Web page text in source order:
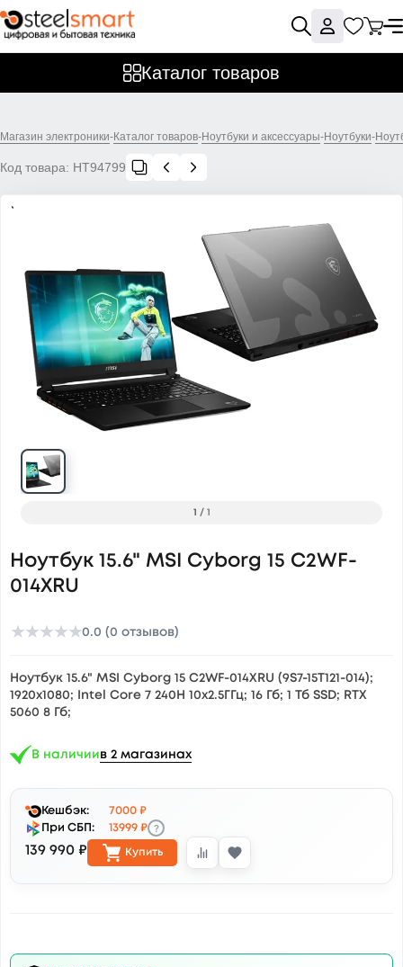
Каталог товаров
Магазин электроники-Каталог товаров-Ноутбуки и аксессуары-Ноутбуки-
Код товара: НТ94799
1 / 1
Ноутбук 15.6" MSI Cyborg 15 C2WF-
014XRU
★★★★★0.0 (0 отзывов)
Ноутбук 15.6" MSI Cyborg 15 C2WF-014XRU (9S7-15T121-014);
1920х1080; Intel Core 7 240H 10x2.5ГГц; 16 Гб; 1 Тб SSD; RTX
5060 8 Гб;
В наличиив 2 магазинах
Кешбэк:
7000 ₽
При СБП:
13999 ₽ ?
139 990 ₽ Купить